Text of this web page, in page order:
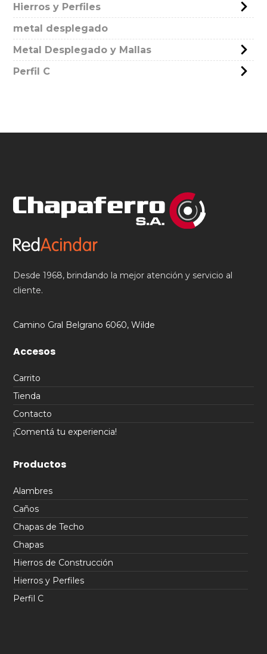
Hierros y Perfiles
metal desplegado
Metal Desplegado y Mallas
Perfil C
Desde 1968, brindando la mejor atención y servicio al
cliente.
Camino Gral Belgrano 6060, Wilde
Accesos
Carrito
Tienda
Contacto
¡Comentá tu experiencia!
Productos
Alambres
Caños
Chapas de Techo
Chapas
Hierros de Construcción
Hierros y Perfiles
Perfil C